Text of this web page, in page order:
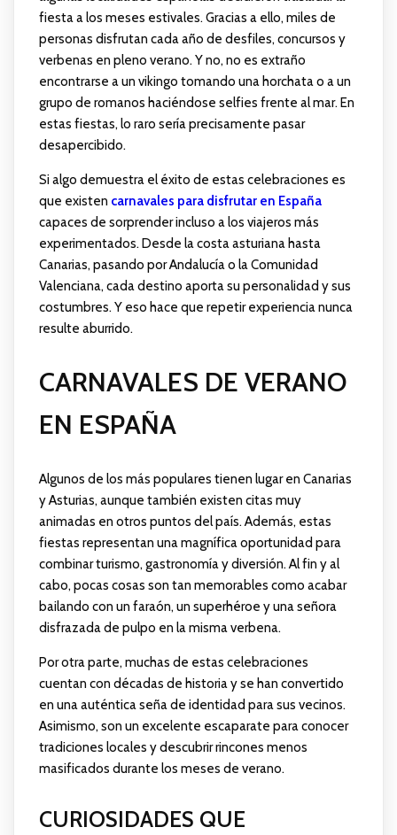
fiesta a los meses estivales. Gracias a ello, miles de
personas disfrutan cada año de desfiles, concursos y
verbenas en pleno verano. Y no, no es extraño
encontrarse a un vikingo tomando una horchata o a un
grupo de romanos haciéndose selfies frente al mar. En
estas fiestas, lo raro sería precisamente pasar
desapercibido.
Si algo demuestra el éxito de estas celebraciones es
que existen carnavales para disfrutar en España
capaces de sorprender incluso a los viajeros más
experimentados. Desde la costa asturiana hasta
Canarias, pasando por Andalucía o la Comunidad
Valenciana, cada destino aporta su personalidad y sus
costumbres. Y eso hace que repetir experiencia nunca
resulte aburrido.
CARNAVALES DE VERANO
EN ESPAÑA
Algunos de los más populares tienen lugar en Canarias
y Asturias, aunque también existen citas muy
animadas en otros puntos del país. Además, estas
fiestas representan una magnífica oportunidad para
combinar turismo, gastronomía y diversión. Al fin y al
cabo, pocas cosas son tan memorables como acabar
bailando con un faraón, un superhéroe y una señora
disfrazada de pulpo en la misma verbena.
Por otra parte, muchas de estas celebraciones
cuentan con décadas de historia y se han convertido
en una auténtica seña de identidad para sus vecinos.
Asimismo, son un excelente escaparate para conocer
tradiciones locales y descubrir rincones menos
masificados durante los meses de verano.
CURIOSIDADES QUE